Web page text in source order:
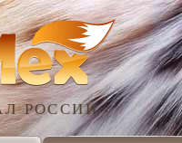
РОССИИ